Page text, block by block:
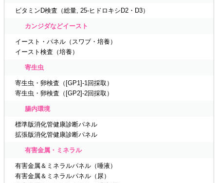
ビタミンD検査（総量, 25-ヒドロキシD2・D3）
カンジダなどイースト
イースト・パネル（スワブ・培養）
イースト検査（培養）
寄生虫
寄生虫・卵検査（[GP1]-1回採取）
寄生虫・卵検査（[GP2]-2回採取）
腸内環境
標準版消化管健康診断パネル
拡張版消化管健康診断パネル
有害金属・ミネラル
有害金属＆ミネラルパネル（唾液）
有害金属＆ミネラルパネル（尿）